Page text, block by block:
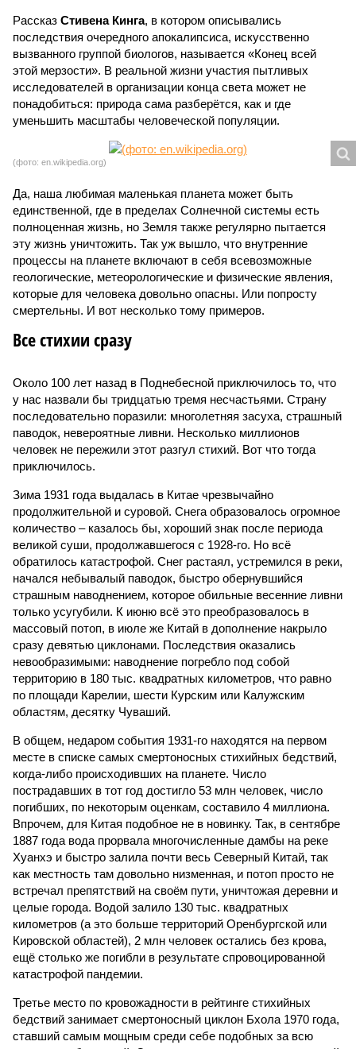
Рассказ Стивена Кинга, в котором описывались
последствия очередного апокалипсиса, искусственно
вызванного группой биологов, называется «Конец всей
этой мерзости». В реальной жизни участия пытливых
исследователей в организации конца света может не
понадобиться: природа сама разберётся, как и где
уменьшить масштабы человеческой популяции.
(фото: en.wikipedia.org)
Да, наша любимая маленькая планета может быть
единственной, где в пределах Солнечной системы есть
полноценная жизнь, но Земля также регулярно пытается
эту жизнь уничтожить. Так уж вышло, что внутренние
процессы на планете включают в себя всевозможные
геологические, метеорологические и физические явления,
которые для человека довольно опасны. Или попросту
смертельны. И вот несколько тому примеров.
Все стихии сразу
Около 100 лет назад в Поднебесной приключилось то, что
у нас назвали бы тридцатью тремя несчастьями. Страну
последовательно поразили: многолетняя засуха, страшный
паводок, невероятные ливни. Несколько миллионов
человек не пережили этот разгул стихий. Вот что тогда
приключилось.
Зима 1931 года выдалась в Китае чрезвычайно
продолжительной и суровой. Снега образовалось огромное
количество – казалось бы, хороший знак после периода
великой суши, продолжавшегося с 1928-го. Но всё
обратилось катастрофой. Снег растаял, устремился в реки,
начался небывалый паводок, быстро обернувшийся
страшным наводнением, которое обильные весенние ливни
только усугубили. К июню всё это преобразовалось в
массовый потоп, в июле же Китай в дополнение накрыло
сразу девятью циклонами. Последствия оказались
невообразимыми: наводнение погребло под собой
территорию в 180 тыс. квадратных километров, что равно
по площади Карелии, шести Курским или Калужским
областям, десятку Чуваший.
В общем, недаром события 1931-го находятся на первом
месте в списке самых смертоносных стихийных бедствий,
когда-либо происходивших на планете. Число
пострадавших в тот год достигло 53 млн человек, число
погибших, по некоторым оценкам, составило 4 миллиона.
Впрочем, для Китая подобное не в новинку. Так, в сентябре
1887 года вода прорвала многочисленные дамбы на реке
Хуанхэ и быстро залила почти весь Северный Китай, так
как местность там довольно низменная, и потоп просто не
встречал препятствий на своём пути, уничтожая деревни и
целые города. Водой залило 130 тыс. квадратных
километров (а это больше территорий Оренбургской или
Кировской областей), 2 млн человек остались без крова,
ещё столько же погибли в результате спровоцированной
катастрофой пандемии.
Третье место по кровожадности в рейтинге стихийных
бедствий занимает смертоносный циклон Бхола 1970 года,
ставший самым мощным среди себе подобных за всю